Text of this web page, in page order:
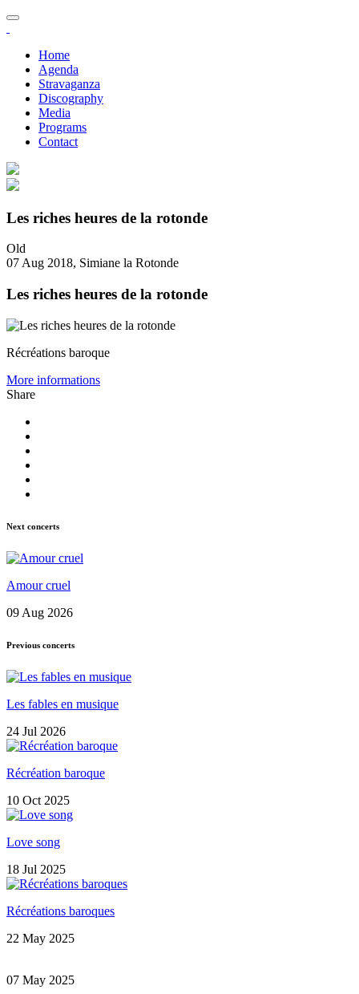
Home
Agenda
Stravaganza
Discography
Media
Programs
Contact
Les riches heures de la rotonde
Old
07 Aug 2018, Simiane la Rotonde
Les riches heures de la rotonde
Récréations baroque
More informations
Share
Next concerts
Amour cruel
09 Aug 2026
Previous concerts
Les fables en musique
24 Jul 2026
Récréation baroque
10 Oct 2025
Love song
18 Jul 2025
Récréations baroques
22 May 2025
07 May 2025